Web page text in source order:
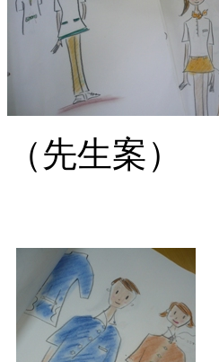
（先生案）